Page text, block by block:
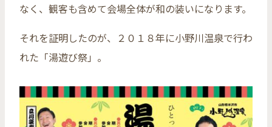
なく、観客も含めて会場全体が和の装いになります。
それを証明したのが、２０１８年に小野川温泉で行わ
れた「湯遊び祭」。